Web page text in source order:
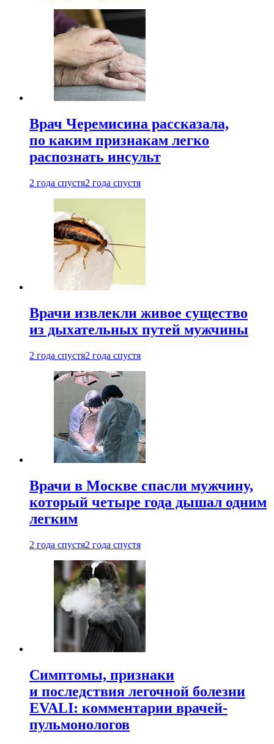
Врач Черемисина рассказала,
по каким признакам легко
распознать инсульт
2 года спустя2 года спустя
Врачи извлекли живое существо
из дыхательных путей мужчины
2 года спустя2 года спустя
Врачи в Москве спасли мужчину,
который четыре года дышал одним
легким
2 года спустя2 года спустя
Симптомы, признаки
и последствия легочной болезни
EVALI: комментарии врачей-
пульмонологов